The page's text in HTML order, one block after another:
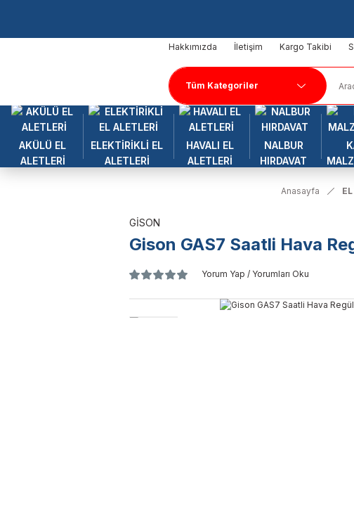
Hakkımızda İletişim Kargo Takibi
AKÜLÜ EL
ALETLERİ
ELEKTİRİKLİ EL
ALETLERİ
HAVALI EL
ALETLERİ
NALBUR
HIRDAVAT
Anasayfa
GİSON
Gison GAS7 Saatli Hava
Yorum Yap / Yorumları Oku